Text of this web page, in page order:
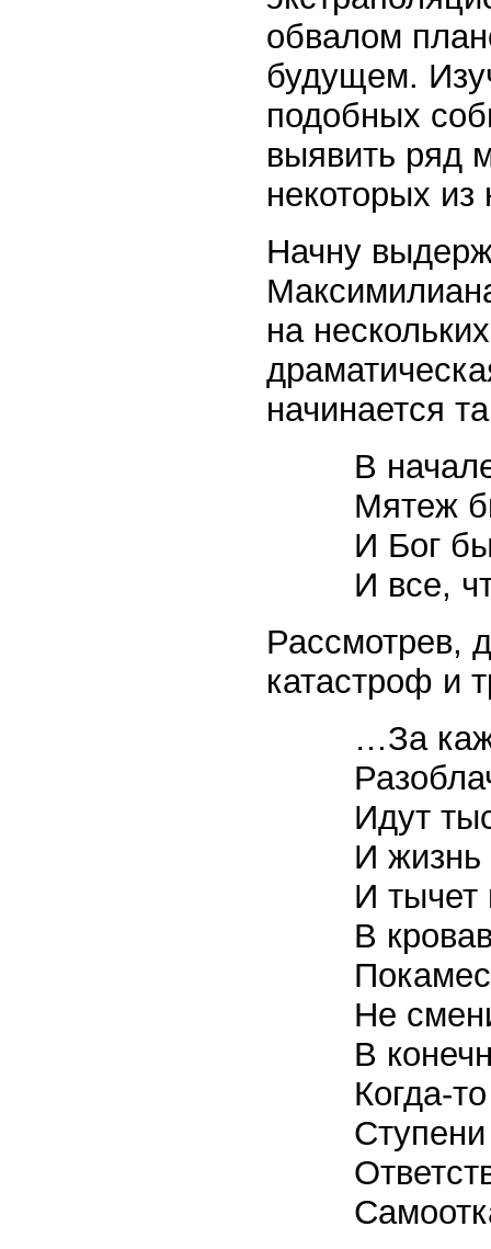
обвалом
будущем.
подобных
выявить ряд
некоторых из
Начну
на
начинается
В
Мятеж
И Бог
И все,
Рассмотрев,
катастроф и
…За
Идут
И жизнь
И тычет
В
Не
В
Когда-